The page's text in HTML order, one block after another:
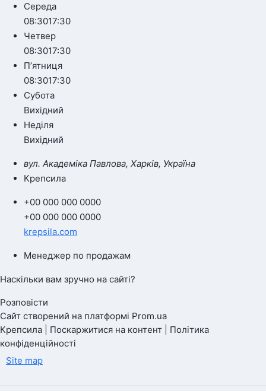
Середа
08:3017:30
Четвер
08:3017:30
Пʼятниця
08:3017:30
Субота
Вихідний
Неділя
Вихідний
вул. Академіка Павлова, Харків, Україна
Крепсила
+00 000 000 0000
+00 000 000 0000
krepsila.com
Менеджер по продажам
Наскільки вам зручно на сайті?
Розповісти
Сайт створений на платформі Prom.ua
Крепсила | Поскаржитися на контент | Політика
конфіденційності
Site map